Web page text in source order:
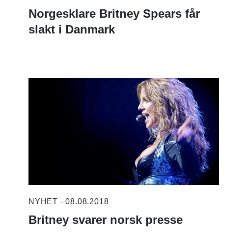
Norgesklare Britney Spears får
slakt i Danmark
NYHET - 08.08.2018
Britney svarer norsk presse